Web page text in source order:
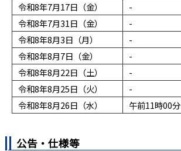
令和8年7月17日（金）
-
令和8年7月31日（金）
-
令和8年8月3日（月）
-
令和8年8月7日（金）
-
令和8年8月22日（土）
-
令和8年8月25日（火）
-
令和8年8月26日（水）
午前11時00分
公告・仕様等